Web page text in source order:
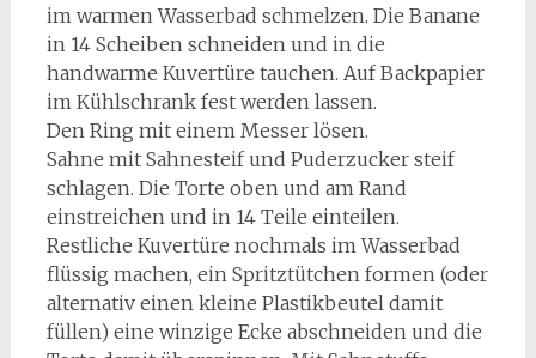
im warmen Wasserbad schmelzen. Die Banane
in 14 Scheiben schneiden und in die
handwarme Kuvertüre tauchen. Auf Backpapier
im Kühlschrank fest werden lassen.
Den Ring mit einem Messer lösen.
Sahne mit Sahnesteif und Puderzucker steif
schlagen. Die Torte oben und am Rand
einstreichen und in 14 Teile einteilen.
Restliche Kuvertüre nochmals im Wasserbad
flüssig machen, ein Spritztütchen formen (oder
alternativ einen kleine Plastikbeutel damit
füllen) eine winzige Ecke abschneiden und die